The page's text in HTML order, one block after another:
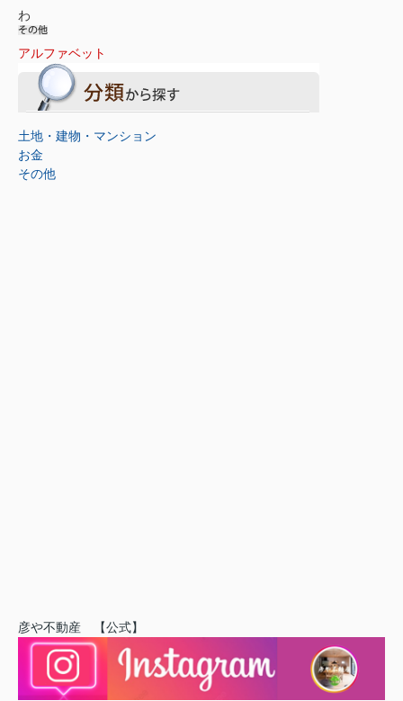
わ
アルファベット
土地・建物・マンション
お金
その他
彦や不動産 【公式】